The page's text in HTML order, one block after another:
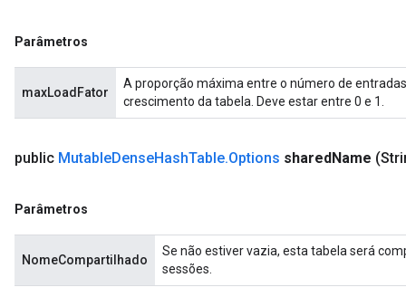
Parâmetros
maxLoadFator
A proporção máxima entre o número de
crescimento da tabela. Deve estar entre 0 e 1.
public MutableDenseHashTable.Options sharedName
Parâmetros
NomeCompartilhado
Se não estiver vazia, esta tabela será
sessões.